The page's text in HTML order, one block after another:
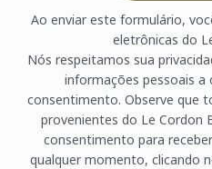
Ao enviar este formulário,
eletrônicas do
Nós respeitamos sua
informações pessoais
consentimento. Observe que
provenientes do Le Cordon
consentimento para
qualquer momento, clicando